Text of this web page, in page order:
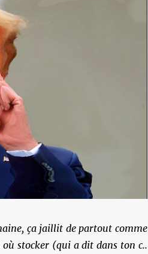
ça jaillit de partout comme
stocker (qui a dit dans ton c..